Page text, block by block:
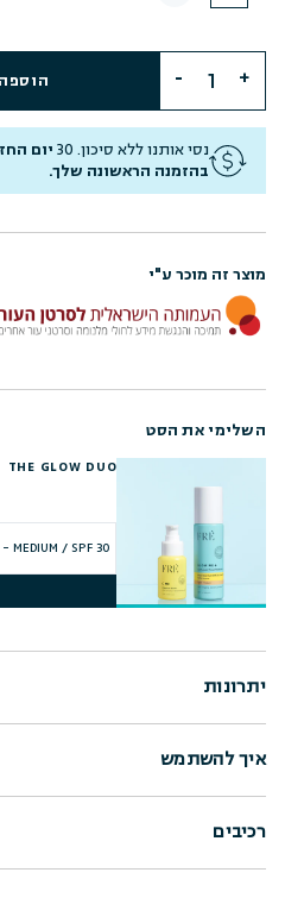
נסי אותנו ללא סיכון. 30
יום
בהזמנה הראשונה שלך.
מוצר זה מוכר ע"י
השלימי את הסט
THE GLOW DUO
יתרונות
איך להשתמש
רכיבים